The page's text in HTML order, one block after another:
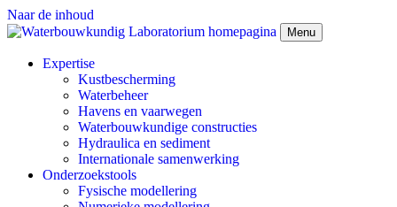
Naar de inhoud
Menu
Expertise
Kustbescherming
Waterbeheer
Havens en vaarwegen
Waterbouwkundige constructies
Hydraulica en sediment
Internationale samenwerking
Onderzoekstools
Fysische modellering